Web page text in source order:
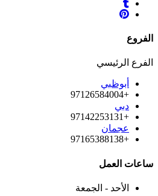
الفروع
الفرع الرئيسي
أبوظبي
+97126584004
دبي
+97142253131
عجمان
+97165388138
ساعات العمل
الأحد - الجمعة